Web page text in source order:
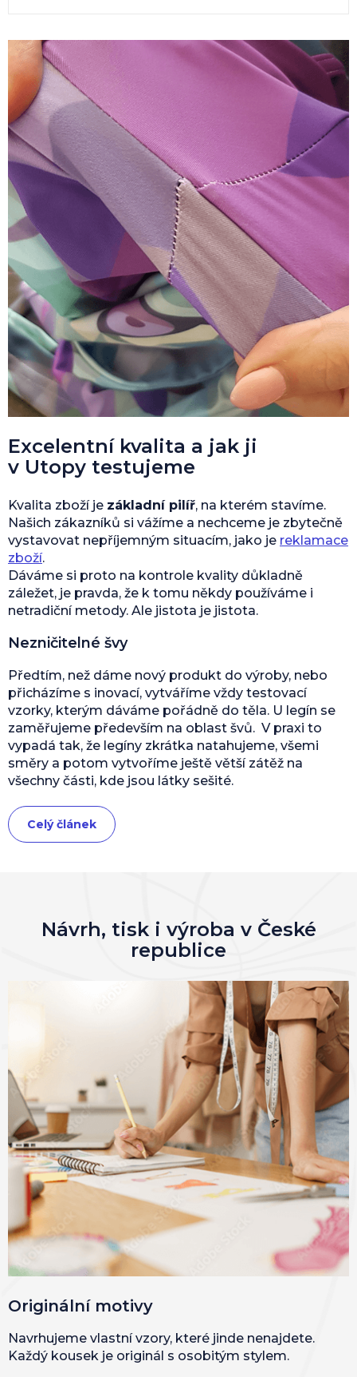
Excelentní kvalita a jak ji
v Utopy testujeme
Kvalita zboží je základní pilíř, na kterém stavíme.
Našich zákazníků si vážíme a nechceme je zbytečně
vystavovat nepříjemným situacím, jako je reklamace
zboží.
Dáváme si proto na kontrole kvality důkladně
záležet, je pravda, že k tomu někdy používáme i
netradiční metody. Ale jistota je jistota.
Nezničitelné švy
Předtím, než dáme nový produkt do výroby, nebo
přicházíme s inovací, vytváříme vždy testovací
vzorky, kterým dáváme pořádně do těla. U legín se
zaměřujeme především na oblast švů. V praxi to
vypadá tak, že legíny zkrátka natahujeme, všemi
směry a potom vytvoříme ještě větší zátěž na
všechny části, kde jsou látky sešité.
Celý článek
Návrh, tisk i výroba v České
republice
Originální motivy
Navrhujeme vlastní vzory, které jinde nenajdete.
Každý kousek je originál s osobitým stylem.